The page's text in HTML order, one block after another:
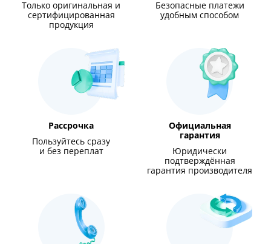
Только оригинальная и
сертифицированная
продукция
Безопасные платежи
удобным способом
Рассрочка
Пользуйтесь сразу
и без переплат
Официальная
гарантия
Юридически
подтверждённая
гарантия производителя